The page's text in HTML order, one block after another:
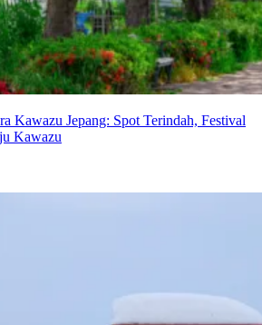
Kawazu Jepang: Spot Terindah, Festival
Kawazu